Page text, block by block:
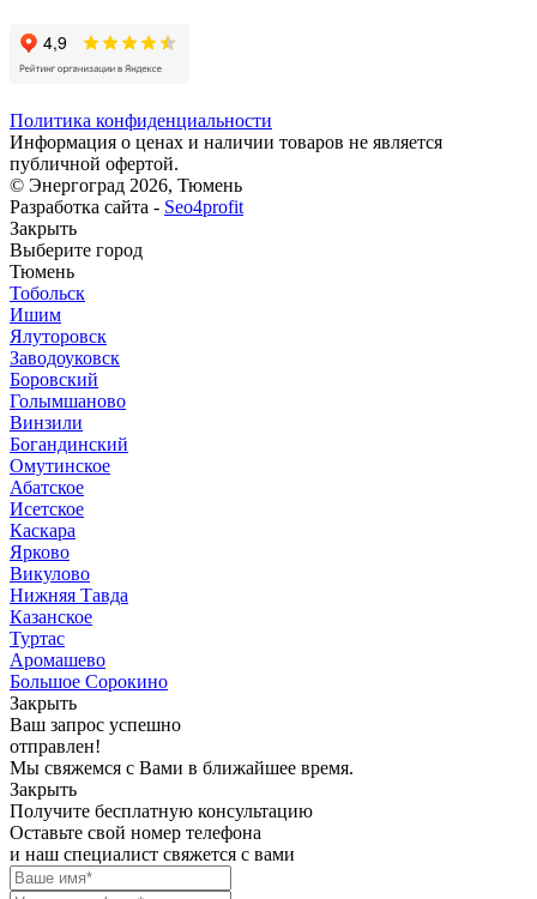
Политика конфиденциальности
Информация о ценах и наличии товаров не является
публичной офертой.
© Энергоград 2026, Тюмень
Разработка сайта - Seo4profit
Закрыть
Выберите город
Тюмень
Тобольск
Ишим
Ялуторовск
Заводоуковск
Боровский
Голымшаново
Винзили
Богандинский
Омутинское
Абатское
Исетское
Каскара
Ярково
Викулово
Нижняя Тавда
Казанское
Туртас
Аромашево
Большое Сорокино
Закрыть
Ваш запрос успешно
отправлен!
Мы свяжемся с Вами в ближайшее время.
Закрыть
Получите бесплатную консультацию
Оставьте свой номер телефона
и наш специалист свяжется с вами